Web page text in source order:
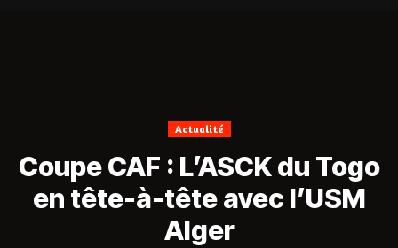
Actualité
Coupe CAF : L’ASCK du Togo
en tête-à-tête avec l’USM
Alger